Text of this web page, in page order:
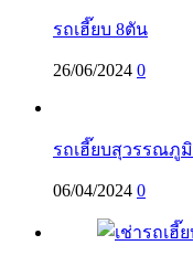
รถเฮี๊ยบ 8ตัน
26/06/2024 0
รถเฮี๊ยบสุวรรณภูมิ
06/04/2024 0